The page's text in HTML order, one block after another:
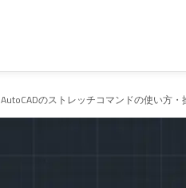
AutoCADのストレッチコマンドの使い方・